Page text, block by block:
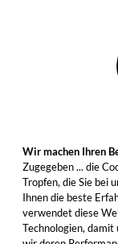
Wir machen Ihren
Zugegeben ... die
Tropfen, die Sie bei
Ihnen die beste
verwendet diese
Technologien, damit